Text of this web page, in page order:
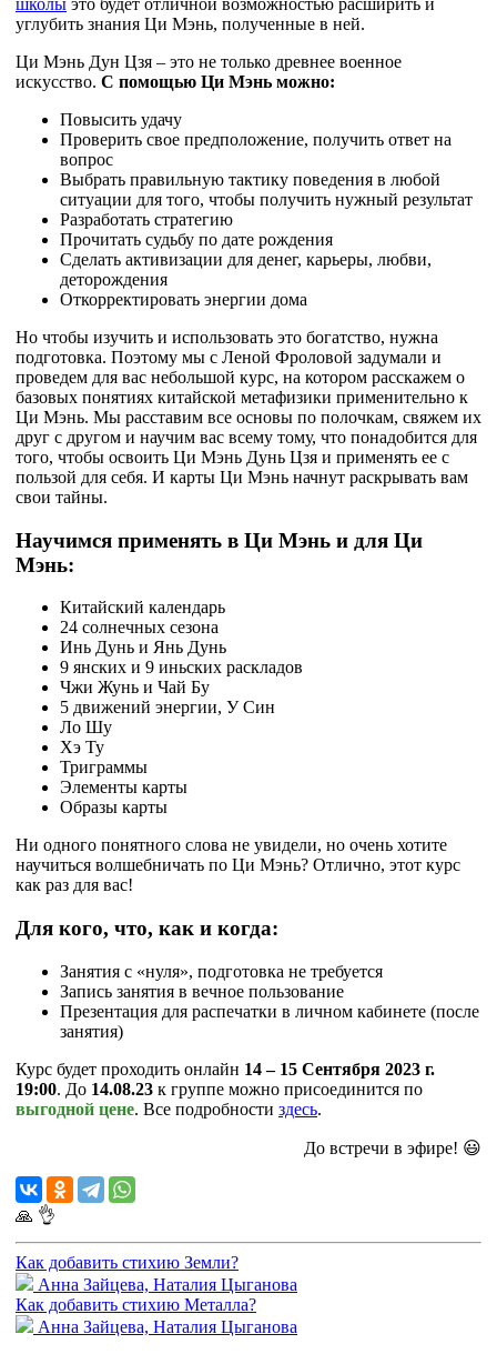
углубить знания Ци Мэнь, полученные в ней.
Ци Мэнь Дун Цзя – это не только древнее военное
искусство. С помощью Ци Мэнь можно:
Повысить удачу
Проверить свое предположение, получить ответ на
вопрос
Выбрать правильную тактику поведения в любой
ситуации для того, чтобы получить нужный результат
Разработать стратегию
Прочитать судьбу по дате рождения
Сделать активизации для денег, карьеры, любви,
деторождения
Откорректировать энергии дома
Но чтобы изучить и использовать это богатство, нужна
подготовка. Поэтому мы с Леной Фроловой задумали и
проведем для вас небольшой курс, на котором расскажем о
базовых понятиях китайской метафизики применительно к
Ци Мэнь. Мы расставим все основы по полочкам, свяжем их
друг с другом и научим вас всему тому, что понадобится для
того, чтобы освоить Ци Мэнь Дунь Цзя и применять ее с
пользой для себя. И карты Ци Мэнь начнут раскрывать вам
свои тайны.
Научимся применять в Ци Мэнь и для Ци
Мэнь:
Китайский календарь
24 солнечных сезона
Инь Дунь и Янь Дунь
9 янских и 9 иньских раскладов
Чжи Жунь и Чай Бу
5 движений энергии, У Син
Ло Шу
Хэ Ту
Триграммы
Элементы карты
Образы карты
Ни одного понятного слова не увидели, но очень хотите
научиться волшебничать по Ци Мэнь? Отлично, этот курс
как раз для вас!
Для кого, что, как и когда:
Занятия с «нуля», подготовка не требуется
Запись занятия в вечное пользование
Презентация для распечатки в личном кабинете (после
занятия)
Курс будет проходить онлайн 14 – 15 Сентября 2023 г.
19:00. До 14.08.23 к группе можно присоединится по
выгодной цене. Все подробности здесь.
До встречи в эфире! 😃
🙏 👌
Как добавить стихию Земли?
Анна Зайцева, Наталия Цыганова
Как добавить стихию Металла?
Анна Зайцева, Наталия Цыганова